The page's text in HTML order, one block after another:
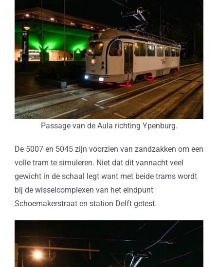
Passage van de Aula richting Ypenburg.
De 5007 en 5045 zijn voorzien van zandzakken om een
volle tram te simuleren. Niet dat dit vannacht veel
gewicht in de schaal legt want met beide trams wordt
bij de wisselcomplexen van het eindpunt
Schoemakerstraat en station Delft getest.